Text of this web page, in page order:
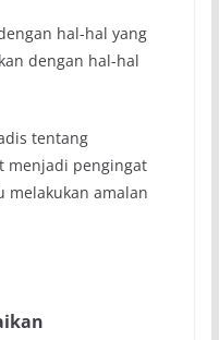
hal-hal yang
dengan hal-hal
tentang
menjadi pengingat
melakukan amalan